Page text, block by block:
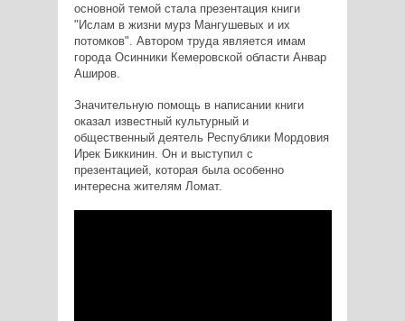
основной темой стала презентация книги
"Ислам в жизни мурз Мангушевых и их
потомков". Автором труда является имам
города Осинники Кемеровской области Анвар
Аширов.
Значительную помощь в написании книги
оказал известный культурный и
общественный деятель Республики Мордовия
Ирек Биккинин. Он и выступил с
презентацией, которая была особенно
интересна жителям Ломат.